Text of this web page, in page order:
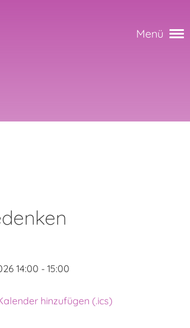
Menü
14:00 - 15:00
hinzufügen (.ics)